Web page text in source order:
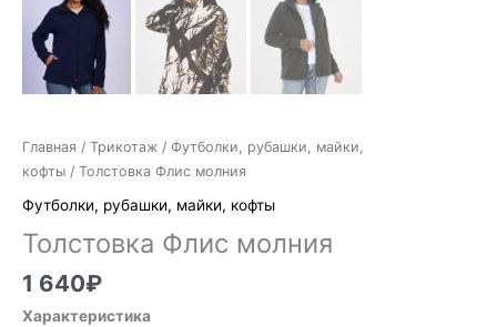
Главная / Трикотаж / Футболки, рубашки, майки,
кофты / Толстовка Флис молния
Футболки, рубашки, майки, кофты
Толстовка Флис молния
1 640₽
Характеристика